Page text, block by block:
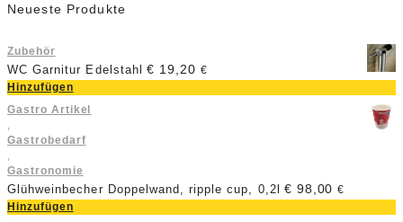
Neueste Produkte
Zubehör
WC Garnitur Edelstahl € 19,20 €
Hinzufügen
Gastro Artikel
,
Gastrobedarf
,
Gastronomie
Glühweinbecher Doppelwand, ripple cup, 0,2l € 98,00 €
Hinzufügen